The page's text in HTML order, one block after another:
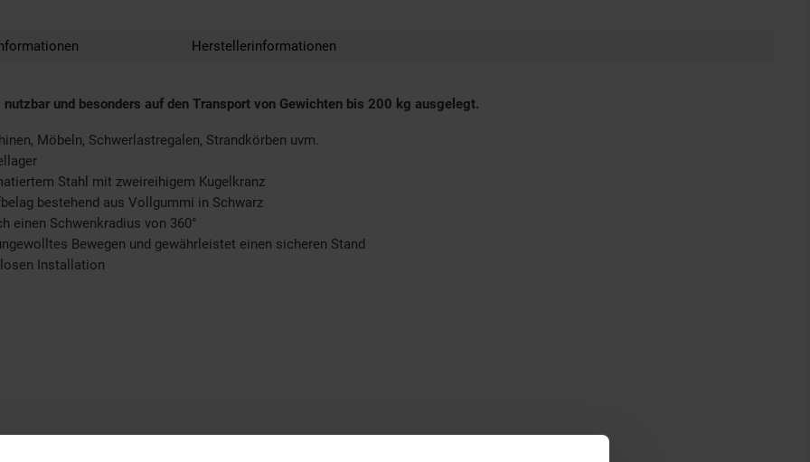
Herstellerinformationen
und besonders auf den Transport von Gewichten bis 200 kg ausgelegt.
Möbeln, Schwerlastregalen, Strandkörben uvm.
Stahl mit zweireihigem Kugelkranz
bestehend aus Vollgummi in Schwarz
einen Schwenkradius von 360°
Bewegen und gewährleistet einen sicheren Stand
Installation